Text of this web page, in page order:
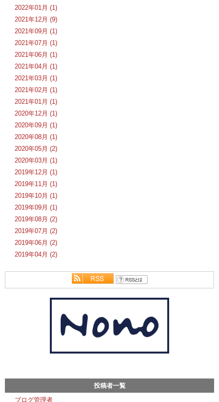
2022年01月 (1)
2021年12月 (9)
2021年09月 (1)
2021年07月 (1)
2021年06月 (1)
2021年04月 (1)
2021年03月 (1)
2021年02月 (1)
2021年01月 (1)
2020年12月 (1)
2020年09月 (1)
2020年08月 (1)
2020年05月 (2)
2020年03月 (1)
2019年12月 (1)
2019年11月 (1)
2019年10月 (1)
2019年09月 (1)
2019年08月 (2)
2019年07月 (2)
2019年06月 (2)
2019年04月 (2)
投稿者一覧
ブログ管理者